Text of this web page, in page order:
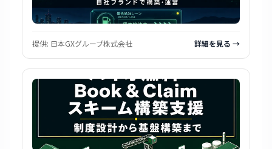
提供: 日本GXグループ株式会社 詳細を見る →